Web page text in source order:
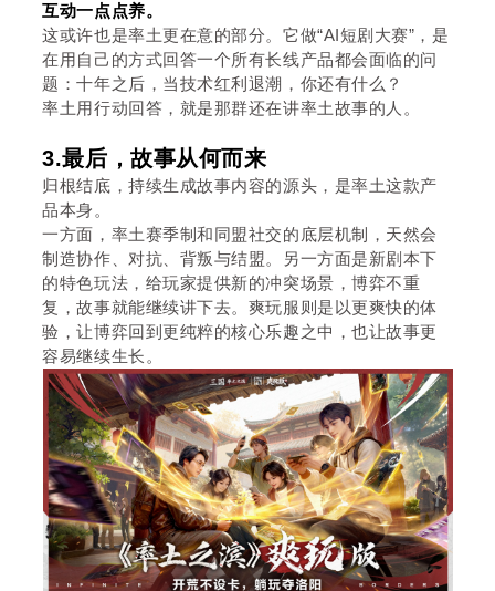
互动一点点养。
这或许也是率土更在意的部分。它做“AI短剧大赛”，是
在用自己的方式回答一个所有长线产品都会面临的问
题：十年之后，当技术红利退潮，你还有什么？
率土用行动回答，就是那群还在讲率土故事的人。
3.最后，故事从何而来
归根结底，持续生成故事内容的源头，是率土这款产
品本身。
一方面，率土赛季制和同盟社交的底层机制，天然会
制造协作、对抗、背叛与结盟。另一方面是新剧本下
的特色玩法，给玩家提供新的冲突场景，博弈不重
复，故事就能继续讲下去。爽玩服则是以更爽快的体
验，让博弈回到更纯粹的核心乐趣之中，也让故事更
容易继续生长。